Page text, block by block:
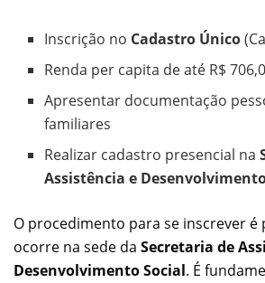
Inscrição no Cadastro Único
Renda per capita de até R$
Apresentar documentação
familiares
Realizar cadastro presencial na
Assistência e
O procedimento para se inscrever é
ocorre na sede da Secretaria de
Desenvolvimento Social. É